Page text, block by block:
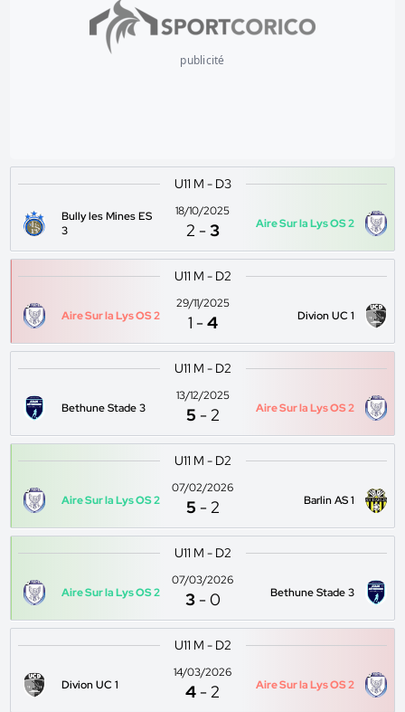
publicité
U11 M - D3
Bully les Mines ES
3
18/10/2025
2 -3 Aire Sur la Lys OS 2
U11 M - D2
Aire Sur la Lys OS 2
29/11/2025
1 -4 Divion UC 1
U11 M - D2
Bethune Stade 3
13/12/2025
5 -2 Aire Sur la Lys OS 2
U11 M - D2
Aire Sur la Lys OS 2
07/02/2026
5 -2 Barlin AS 1
U11 M - D2
Aire Sur la Lys OS 2
07/03/2026
3 -0 Bethune Stade 3
U11 M - D2
Divion UC 1
14/03/2026
4 -2 Aire Sur la Lys OS 2